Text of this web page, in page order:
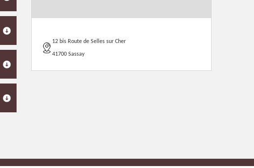
12 bis Route de Selles sur Cher
41700 Sassay